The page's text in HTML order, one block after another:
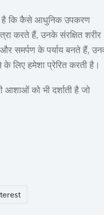
है कि कैसे आधुनिक उपकरण
करते हैं, उनके संरक्षित शरीर
समर्पण के पर्याय बनते हैं,
के लिए हमेशा प्रेरित करती है।
को भी दर्शाती है जो